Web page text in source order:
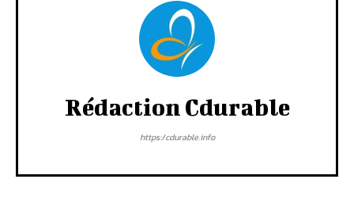
Rédaction Cdurable
https:/cdurable.info